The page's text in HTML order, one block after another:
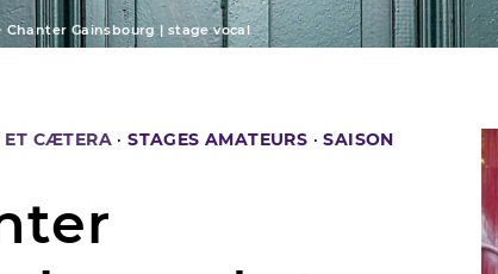
Chanter Gainsbourg | stage vocal
ET CÆTERA ·STAGES AMATEURS ·SAISON